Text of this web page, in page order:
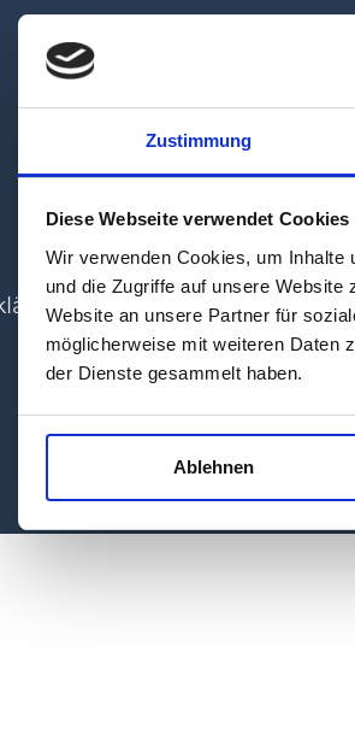
Zustimmung
Diese Webseite verwendet Cookies
Wir verwenden Cookies, um Inhalte
und die Zugriffe auf unsere
Website an unsere Partner für
möglicherweise mit weiteren Daten
der Dienste gesammelt haben.
Ablehnen